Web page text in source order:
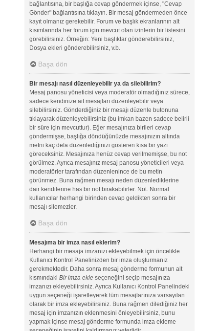
bağlantısına, bir başlığa cevap göndermek içinse, "Cevap
Gönder" bağlantısına tıklayın. Bir mesaj göndermeden önce
kayıt olmanız gerekebilir. Forum ve başlık ekranlarının alt
kısımlarında her forum için mevcut olan izinlerin bir listesini
görebilirsiniz. Örneğin: Yeni başlıklar gönderebilirsiniz,
Dosya ekleri gönderebilirsiniz, v.b.
Başa dön
Bir mesajı nasıl düzenleyebilir ya da silebilirim?
Mesaj panosu yöneticisi veya moderatör olmadığınız sürece,
sadece kendinize ait mesajları düzenleyebilir veya
silebilirsiniz. Gönderdiğiniz bir mesajı düzenle butonuna
tıklayarak düzenleyebilirsiniz (bu imkan bazen sadece belirli
bir süre için mevcuttur). Eğer mesajınıza birileri cevap
göndermişse, başlığa döndüğünüzde mesajınızın altında
metni kaç defa düzenlediğinizi gösteren kısa bir yazı
göreceksiniz. Mesajınıza henüz cevap verilmemişse, bu not
görülmez. Ayrıca mesajınız mesaj panosu yöneticileri veya
moderatörler tarafından düzenlenince de bu metin
görünmez. Buna rağmen mesajı neden düzenlediklerine
dair kendilerine has bir not bırakabilirler. Not: Normal
kullanıcılar herhangi birinden cevap geldikten sonra bir
mesajı silemezler.
Başa dön
Mesajıma bir imza nasıl eklerim?
Herhangi bir mesaja imzanızı ekleyebilmek için öncelikle
Kullanıcı Kontrol Panelinizden bir imza oluşturmanız
gerekmektedir. Daha sonra mesaj gönderme formunun alt
kısmındaki Bir imza ekleseçeneğini seçip mesajınıza
imzanızı ekleyebilirsiniz. Ayrıca Kullanıcı Kontrol Panelindeki
uygun seçeneği işaretleyerek tüm mesajlarınıza varsayılan
olarak bir imza ekleyebilirsiniz. Buna rağmen dilediğiniz her
mesaj için imzanızın eklenmesini önleyebilirsiniz, bunu
yapmak içinse mesaj gönderme formunda imza ekleme